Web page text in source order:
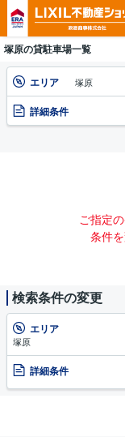
塚原の貸駐車場一覧
エリア 塚原
詳細条件
ご指定
条件
検索条件の変更
エリア
塚原
詳細条件